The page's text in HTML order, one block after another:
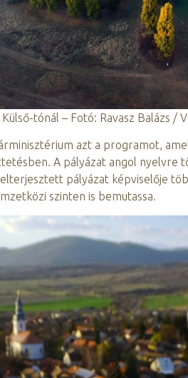
tónál – Fotó: Ravasz Balázs /
azt a programot,
A pályázat angol nyelvre
pályázat képviselője
szinten is bemutassa.